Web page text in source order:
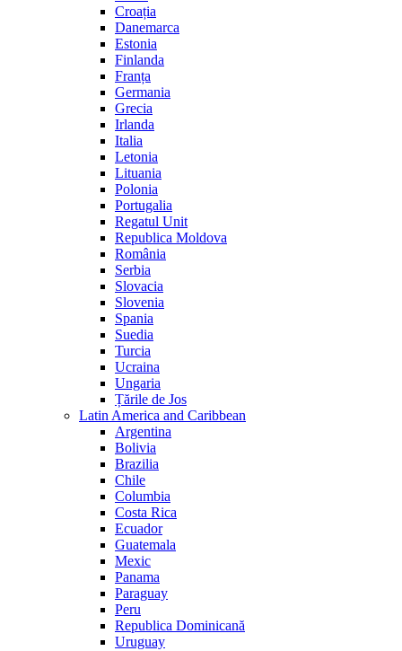
Croația
Danemarca
Estonia
Finlanda
Franța
Germania
Grecia
Irlanda
Italia
Letonia
Lituania
Polonia
Portugalia
Regatul Unit
Republica Moldova
România
Serbia
Slovacia
Slovenia
Spania
Suedia
Turcia
Ucraina
Ungaria
Țările de Jos
Latin America and Caribbean
Argentina
Bolivia
Brazilia
Chile
Columbia
Costa Rica
Ecuador
Guatemala
Mexic
Panama
Paraguay
Peru
Republica Dominicană
Uruguay